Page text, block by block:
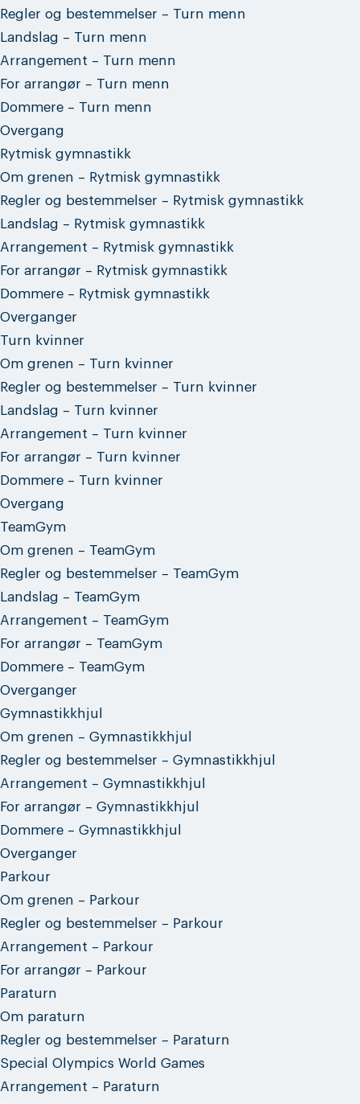
Regler og bestemmelser – Turn menn
Landslag – Turn menn
Arrangement – Turn menn
For arrangør – Turn menn
Dommere – Turn menn
Overgang
Rytmisk gymnastikk
Om grenen – Rytmisk gymnastikk
Regler og bestemmelser – Rytmisk gymnastikk
Landslag – Rytmisk gymnastikk
Arrangement – Rytmisk gymnastikk
For arrangør – Rytmisk gymnastikk
Dommere – Rytmisk gymnastikk
Overganger
Turn kvinner
Om grenen – Turn kvinner
Regler og bestemmelser – Turn kvinner
Landslag – Turn kvinner
Arrangement – Turn kvinner
For arrangør – Turn kvinner
Dommere – Turn kvinner
Overgang
TeamGym
Om grenen – TeamGym
Regler og bestemmelser – TeamGym
Landslag – TeamGym
Arrangement – TeamGym
For arrangør – TeamGym
Dommere – TeamGym
Overganger
Gymnastikkhjul
Om grenen – Gymnastikkhjul
Regler og bestemmelser – Gymnastikkhjul
Arrangement – Gymnastikkhjul
For arrangør – Gymnastikkhjul
Dommere – Gymnastikkhjul
Overganger
Parkour
Om grenen – Parkour
Regler og bestemmelser – Parkour
Arrangement – Parkour
For arrangør – Parkour
Paraturn
Om paraturn
Regler og bestemmelser – Paraturn
Special Olympics World Games
Arrangement – Paraturn